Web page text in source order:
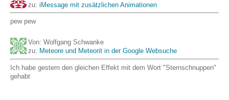
zu: iMessage mit zusätzlichen Animationen
pew pew
Von: Wolfgang Schwanke
zu: Meteore und Meteorit in der Google Websuche
Ich habe gestern den gleichen Effekt mit dem Wort "Sternschnuppen"
gehabt